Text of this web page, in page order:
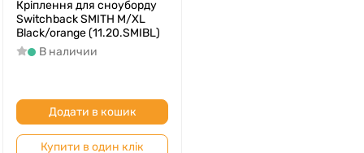
Кріплення для сноуборду
Switchback SMITH M/XL
Black/orange (11.20.SMIBL)
В наличии
Додати в кошик
Купити в один клік